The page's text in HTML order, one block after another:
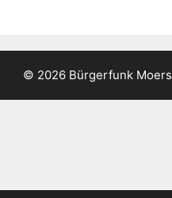
© 2026 Bürgerfunk Moers